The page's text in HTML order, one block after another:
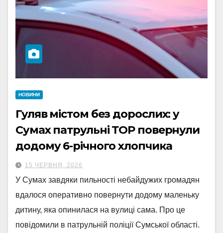
НОВИНИ
Гуляв містом без дорослих: у
Сумах патрульні ТОР повернули
додому 6-річного хлопчика
15 ЧЕРВНЯ, 2026
У Сумах завдяки пильності небайдужих громадян
вдалося оперативно повернути додому маленьку
дитину, яка опинилася на вулиці сама. Про це
повідомили в патрульній поліції Сумської області.